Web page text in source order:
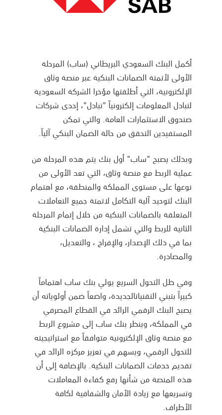
أكمل البنك السعودي البريطاني (ساب) المرحلة
الأولى لأتمتة الضمانات البنكية عبر منصة وثاق
الإلكترونية، التي أطلقتها مؤخرا الشركة السعودية
لتبادل المعلومات إلكترونياً "تبادل"، إحدى شركات
صندوق الاستثمارات العامة. والتي تمكن
المستفيدين التحقق من حالة الضمان البنكي آلياً.
وبذلك يصبح "ساب" أول بنك يتم هذه المرحلة من
عملية الربط مع منصة وثاق، التي تعد الأولى من
نوعها على مستوى المملكة والمنطقة، مع اهتمام
البنك لتوحيد آلية التكامل لاتمتة جميع التعاملات
المتعلقة بالضمانات البنكية من خلال إتمام المرحلة
الثانية للربط والتي تشمل إدارة الضمانات البنكية
بما في ذلك الإصدار، والإفراج ، والتعديل،
والمصادرة.
وفي ظل التحول السريع يولي بنك ساب اهتماماً
كبيراً بتبني التقنياتالجديدة، واضعاً ضمن أولوياته أن
يصبح البنك الرقمي الرائد في القطاع المصرفي
في المملكة، وينظر بنك ساب إلى مشروع الربط
مع منصة وثاق الإلكترونية متوافقاً مع استراتيجيته
للتحول الرقمي، ويسهم في تعزيز مركزه الرائد في
تقديم خدمات الضمانات البنكية. بالإضافة إلى أن
هذه المنصة من شأنها رفع كفاءة المعاملات
وتسريعها مع زيادة الأمان والشفافية لكافة
الأطراف.